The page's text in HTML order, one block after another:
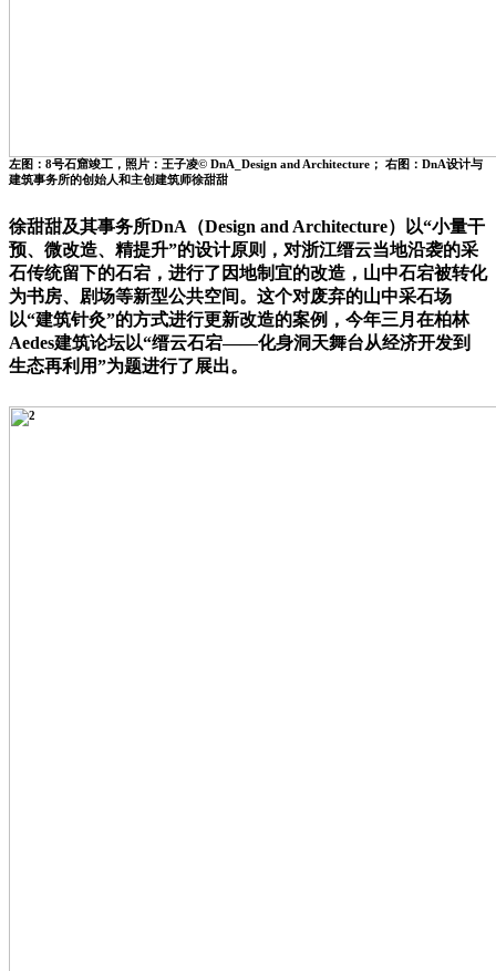
左图：8号石窟竣工，照片：王子凌© DnA_Design and Architecture； 右图：DnA设计与
建筑事务所的创始人和主创建筑师徐甜甜
徐甜甜及其事务所DnA（Design and Architecture）以“小量干
预、微改造、精提升”的设计原则，对浙江缙云当地沿袭的采
石传统留下的石宕，进行了因地制宜的改造，山中石宕被转化
为书房、剧场等新型公共空间。这个对废弃的山中采石场
以“建筑针灸”的方式进行更新改造的案例，今年三月在柏林
Aedes建筑论坛以“缙云石宕——化身洞天舞台从经济开发到
生态再利用”为题进行了展出。